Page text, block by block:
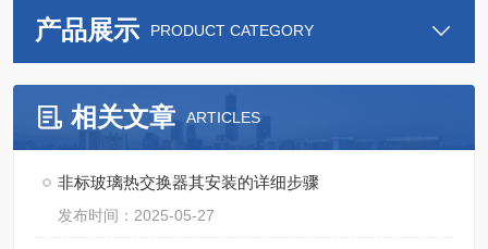
产品展示 PRODUCT CATEGORY
相关文章 ARTICLES
非标玻璃热交换器其安装的详细步骤
发布时间：2025-05-27